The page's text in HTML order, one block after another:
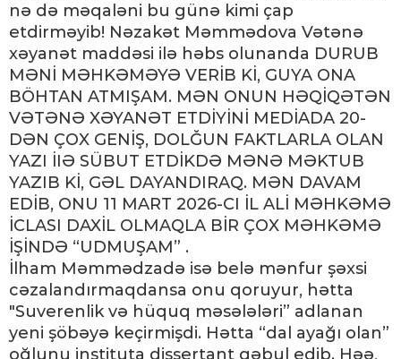
nə də məqaləni bu günə kimi çap
etdirməyib! Nəzakət Məmmədova Vətənə
xəyanət maddəsi ilə həbs olunanda DURUB
MƏNİ MƏHKƏMƏYƏ VERİB Kİ, GUYA ONA
BÖHTAN ATMIŞAM. MƏN ONUN HƏQİQƏTƏN
VƏTƏNƏ XƏYANƏT ETDİYİNİ MEDİADA 20-
DƏN ÇOX GENİŞ, DOLĞUN FAKTLARLA OLAN
YAZI İIƏ SÜBUT ETDİKDƏ MƏNƏ MƏKTUB
YAZIB Kİ, GƏL DAYANDIRAQ. MƏN DAVAM
EDİB, ONU 11 MART 2026-CI İL ALİ MƏHKƏMƏ
İCLASI DAXİL OLMAQLA BİR ÇOX MƏHKƏMƏ
İŞİNDƏ “UDMUŞAM” .
İlham Məmmədzadə isə belə mənfur şəxsi
cəzalandırmaqdansa onu qoruyur, hətta
"Suverenlik və hüquq məsələləri” adlanan
yeni şöbəyə keçirmişdi. Hətta “dal ayağı olan”
oğlunu instituta dissertant qəbul edib. Həə,